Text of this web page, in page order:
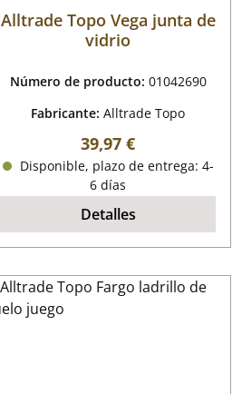
Alltrade Topo Vega junta de
vidrio
Número de producto: 01042690
Fabricante:Alltrade Topo
Precio normal:
39,97 €
Disponible, plazo de entrega: 4-
6 días
Detalles